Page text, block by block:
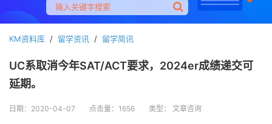
KM资料库 / 留学资讯 / 留学简讯
UC系取消今年SAT/ACT要求，2024er成绩递交可
延期。
日期：2020-04-07 点击量：1656 类型： 文章咨询